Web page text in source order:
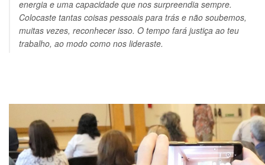
energia e uma capacidade que nos surpreendia sempre.
Colocaste tantas coisas pessoais para trás e não soubemos,
muitas vezes, reconhecer isso. O tempo fará justiça ao teu
trabalho, ao modo como nos lideraste.